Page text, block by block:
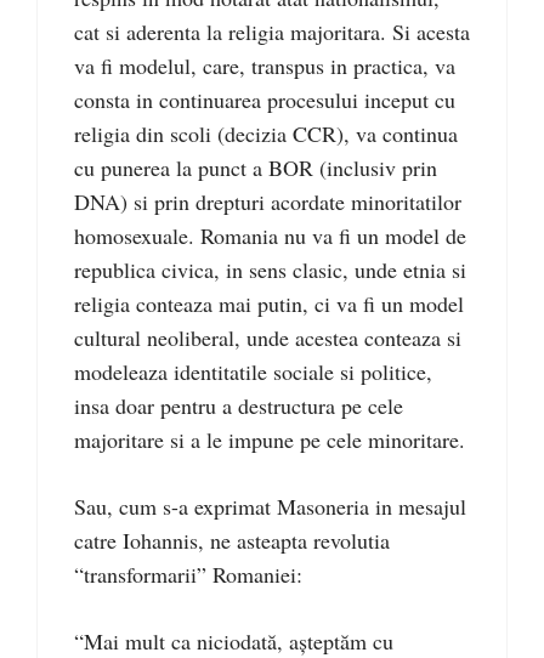
cat si aderenta la religia majoritara. Si acesta
va fi modelul, care, transpus in practica, va
consta in continuarea procesului inceput cu
religia din scoli (decizia CCR), va continua
cu punerea la punct a BOR (inclusiv prin
DNA) si prin drepturi acordate minoritatilor
homosexuale. Romania nu va fi un model de
republica civica, in sens clasic, unde etnia si
religia conteaza mai putin, ci va fi un model
cultural neoliberal, unde acestea conteaza si
modeleaza identitatile sociale si politice,
insa doar pentru a destructura pe cele
majoritare si a le impune pe cele minoritare.
Sau, cum s-a exprimat Masoneria in mesajul
catre Iohannis, ne asteapta revolutia
“transformarii” Romaniei:
“Mai mult ca niciodată, aşteptăm cu